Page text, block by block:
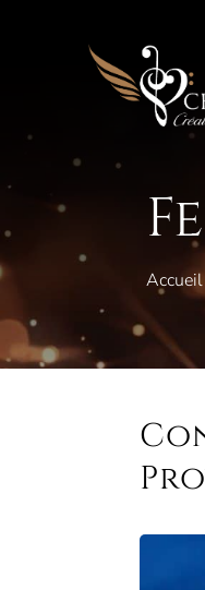
Accueil